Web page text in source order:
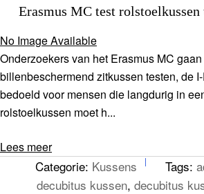
Erasmus MC test rolstoelkussen
No Image Available
Onderzoekers van het Erasmus MC
billenbeschermend zitkussen testen, de
bedoeld voor mensen die langdurig in
rolstoelkussen moet h...
Lees meer
Categorie: Kussens Tags:
decubitus kussen, decubitus